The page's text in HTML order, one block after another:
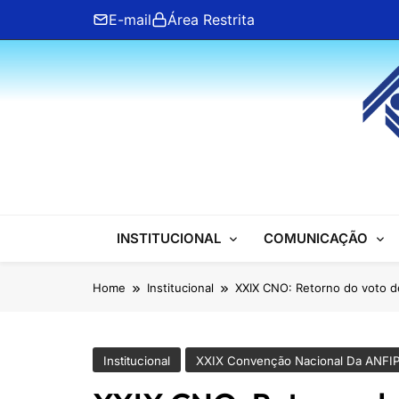
content
E-mail Área Restrita
ANFIP Nacional
INSTITUCIONAL COMUNICAÇÃO
Home Institucional XXIX CNO: Retorno do voto
Institucional XXIX Convenção Nacional Da ANFIP